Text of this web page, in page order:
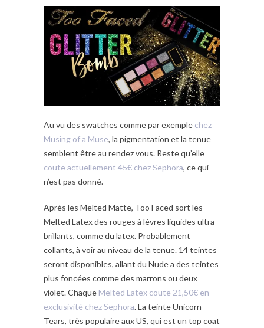
Au vu des swatches comme par exemple chez
Musing of a Muse, la pigmentation et la tenue
semblent être au rendez vous. Reste qu’elle
coute actuellement 45€ chez Sephora, ce qui
n’est pas donné.
Après les Melted Matte, Too Faced sort les
Melted Latex des rouges à lèvres liquides ultra
brillants, comme du latex. Probablement
collants, à voir au niveau de la tenue. 14 teintes
seront disponibles, allant du Nude a des teintes
plus foncées comme des marrons ou deux
violet. Chaque Melted Latex coute 21,50€ en
exclusivité chez Sephora. La teinte Unicorn
Tears, très populaire aux US, qui est un top coat